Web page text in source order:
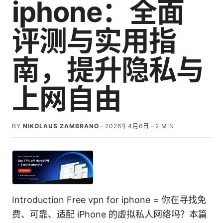
iphone：全面
评测与实用指
南，提升隐私与
上网自由
BY NIKOLAUS ZAMBRANO · 2026年4月6日 · 2 MIN
Introduction Free vpn for iphone = 你在寻找免
费、可靠、适配 iPhone 的虚拟私人网络吗？本篇